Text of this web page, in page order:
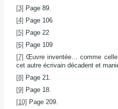
[3] Page 89.
[4] Page 106
[5] Page 22
[6] Page 109
[7] Œuvre inventée… comme celle
cet autre écrivain décadent et
[8] Page 21.
[9] Page 18.
[10] Page 209.